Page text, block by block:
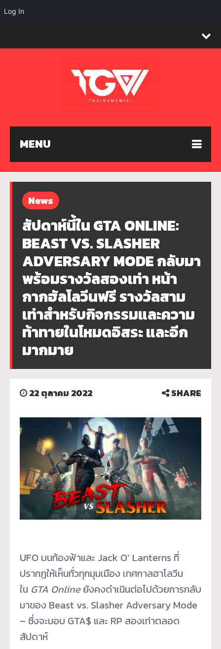
MENU
News
สัปดาห์นี้ใน GTA ONLINE:
BEAST VS. SLASHER
ADVERSARY MODE กลับมา
พร้อมรางวัลสองเท่า หน้า
กากฮัลโลวีนฟรี รางวัลสาม
เท่าสำหรับกิจกรรมและความ
ท้าทายในโหมดอิสระ และอีก
มากมาย
22 ตุลาคม 2022 SHARE
UFO บนท้องฟ้าและ Jack O’ Lanterns ที่
ปรากฏให้เห็นทั่วทุกมุมเมือง เทศกาลฮาโลวีน
ใน GTA Onlineยังคงดำเนินต่อไปด้วยการกลับ
มาของ Beast vs. Slasher Adversary Mode
– ซึ่งจะมอบ GTA$ และ RP สองเท่าตลอด
สัปดาห์
Log In